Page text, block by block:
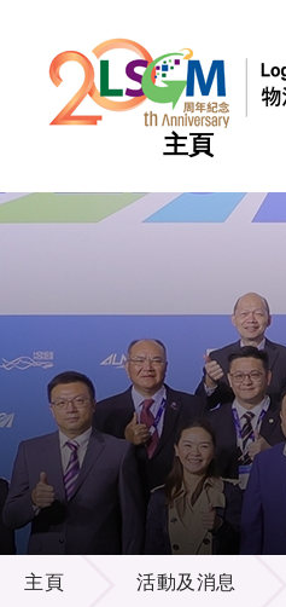
主頁
熱門
熱門
熱門
熱門
熱門
活動及消息
主頁 活動及消息